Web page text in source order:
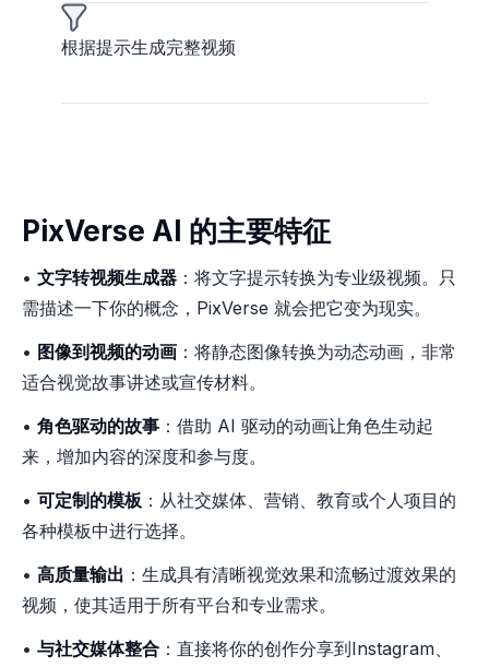
根据提示生成完整视频
PixVerse AI 的主要特征
• 文字转视频生成器 ：将文字提示转换为专业级视频。只
需描述一下你的概念，PixVerse 就会把它变为现实。
• 图像到视频的动画 ：将静态图像转换为动态动画，非常
适合视觉故事讲述或宣传材料。
• 角色驱动的故事 ：借助 AI 驱动的动画让角色生动起
来，增加内容的深度和参与度。
• 可定制的模板 ：从社交媒体、营销、教育或个人项目的
各种模板中进行选择。
• 高质量输出 ：生成具有清晰视觉效果和流畅过渡效果的
视频，使其适用于所有平台和专业需求。
• 与社交媒体整合 ：直接将你的创作分享到Instagram、